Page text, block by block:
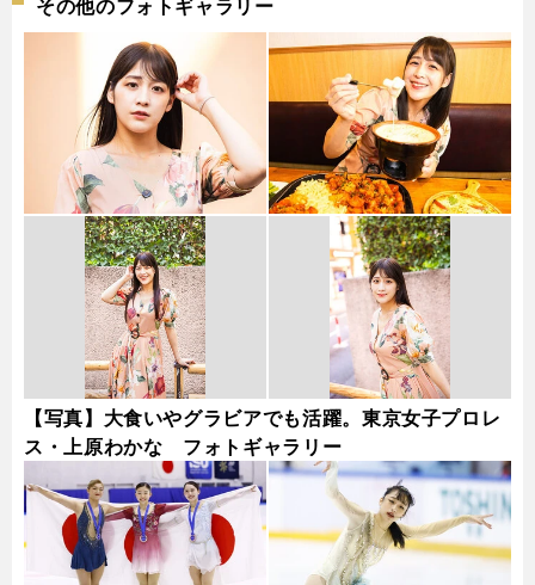
その他のフォトギャラリー
【写真】大食いやグラビアでも活躍。東京女子プロレ
ス・上原わかな フォトギャラリー